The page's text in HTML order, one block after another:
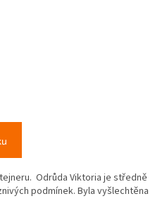
Odrůda Viktoria je středně
podmínek. Byla vyšlechtěna